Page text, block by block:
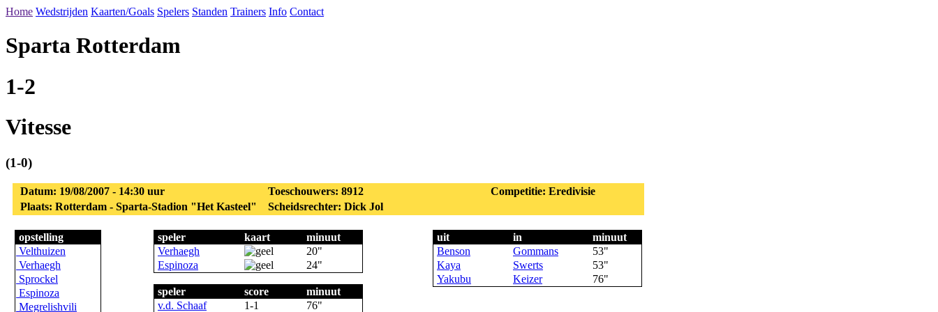
Home Wedstrijden Kaarten/Goals Spelers Standen Trainers Info Contact
Sparta Rotterdam
1-2
Vitesse
(1-0)
Datum: 19/08/2007 - 14:30 uur Toeschouwers: 8912
Competitie: Eredivisie
Plaats: Rotterdam - Sparta-Stadion "Het Kasteel"
Scheidsrechter: Dick Jol
opstelling
Velthuizen
Verhaegh
Sprockel
Espinoza
Megrelishvili
speler kaart
minuut
Verhaegh
20"
Espinoza
24"
speler score
minuut
v.d. Schaaf
1-1 76"
uit in
minuut
Benson
Gommans
53"
Kaya
Swerts
53"
Yakubu
Keizer 76"